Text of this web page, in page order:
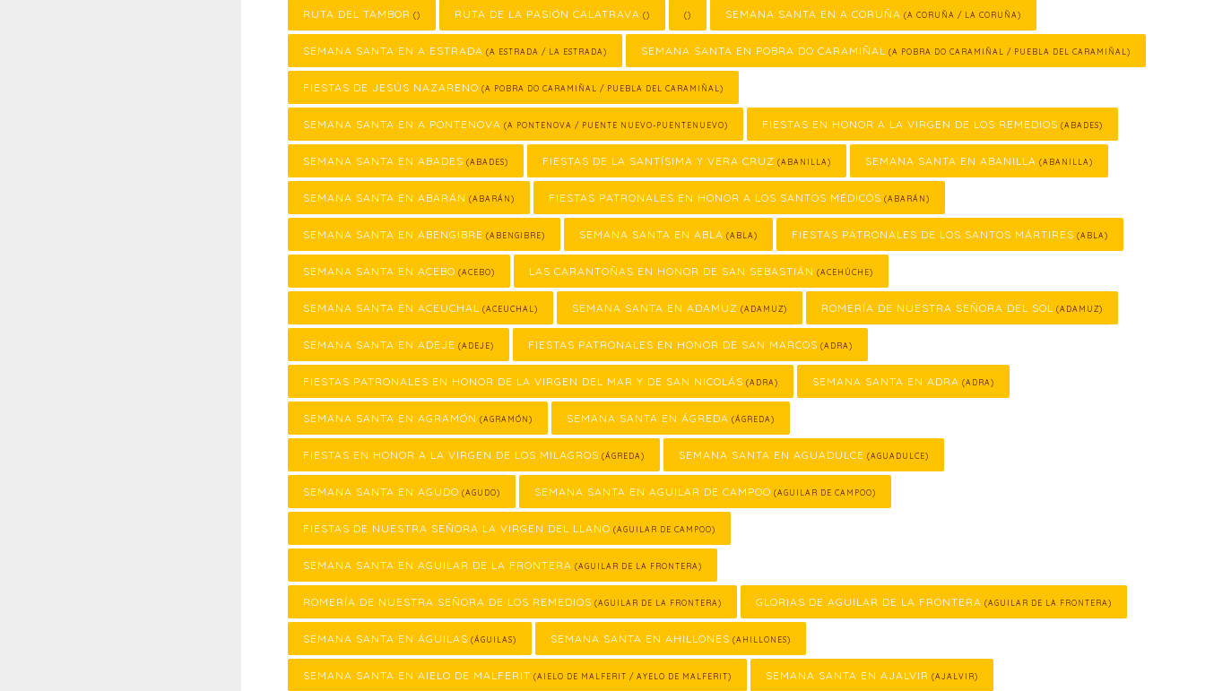
RUTA DEL TAMBOR () RUTA DE LA PASIÓN CALATRAVA () () SEMANA SANTA EN A CORUÑA (A CORUÑA / LA CORUÑA)
SEMANA SANTA EN A ESTRADA (A ESTRADA / LA ESTRADA) SEMANA SANTA EN POBRA DO CARAMIÑAL (A POBRA DO CARAMIÑAL / PUEBLA DEL CARAMIÑAL)
FIESTAS DE JESÚS NAZARENO (A POBRA DO CARAMIÑAL / PUEBLA DEL CARAMIÑAL)
SEMANA SANTA EN A PONTENOVA (A PONTENOVA / PUENTE NUEVO-PUENTENUEVO) FIESTAS EN HONOR A LA VIRGEN DE LOS REMEDIOS (ABADES)
SEMANA SANTA EN ABADES (ABADES) FIESTAS DE LA SANTÍSIMA Y VERA CRUZ (ABANILLA) SEMANA SANTA EN ABANILLA (ABANILLA)
SEMANA SANTA EN ABARÁN (ABARÁN) FIESTAS PATRONALES EN HONOR A LOS SANTOS MÉDICOS (ABARÁN)
SEMANA SANTA EN ABENGIBRE (ABENGIBRE) SEMANA SANTA EN ABLA (ABLA) FIESTAS PATRONALES DE LOS SANTOS MÁRTIRES (ABLA)
SEMANA SANTA EN ACEBO (ACEBO) LAS CARANTOÑAS EN HONOR DE SAN SEBASTIÁN (ACEHÚCHE)
SEMANA SANTA EN ACEUCHAL (ACEUCHAL) SEMANA SANTA EN ADAMUZ (ADAMUZ) ROMERÍA DE NUESTRA SEÑORA DEL SOL (ADAMUZ)
SEMANA SANTA EN ADEJE (ADEJE) FIESTAS PATRONALES EN HONOR DE SAN MARCOS (ADRA)
FIESTAS PATRONALES EN HONOR DE LA VIRGEN DEL MAR Y DE SAN NICOLÁS (ADRA) SEMANA SANTA EN ADRA (ADRA)
SEMANA SANTA EN AGRAMÓN (AGRAMÓN) SEMANA SANTA EN ÁGREDA (ÁGREDA)
FIESTAS EN HONOR A LA VIRGEN DE LOS MILAGROS (ÁGREDA) SEMANA SANTA EN AGUADULCE (AGUADULCE)
SEMANA SANTA EN AGUDO (AGUDO) SEMANA SANTA EN AGUILAR DE CAMPOO (AGUILAR DE CAMPOO)
FIESTAS DE NUESTRA SEÑORA LA VIRGEN DEL LLANO (AGUILAR DE CAMPOO)
SEMANA SANTA EN AGUILAR DE LA FRONTERA (AGUILAR DE LA FRONTERA)
ROMERÍA DE NUESTRA SEÑORA DE LOS REMEDIOS (AGUILAR DE LA FRONTERA) GLORIAS DE AGUILAR DE LA FRONTERA (AGUILAR DE LA FRONTERA)
SEMANA SANTA EN ÁGUILAS (ÁGUILAS) SEMANA SANTA EN AHILLONES (AHILLONES)
SEMANA SANTA EN AIELO DE MALFERIT (AIELO DE MALFERIT / AYELO DE MALFERIT) SEMANA SANTA EN AJALVIR (AJALVIR)